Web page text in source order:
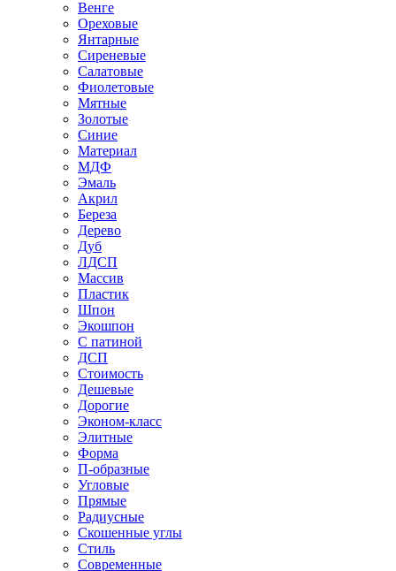
Венге
Ореховые
Янтарные
Сиреневые
Салатовые
Фиолетовые
Мятные
Золотые
Синие
Материал
МДФ
Эмаль
Акрил
Береза
Дерево
Дуб
ЛДСП
Массив
Пластик
Шпон
Экошпон
С патиной
ДСП
Стоимость
Дешевые
Дорогие
Эконом-класс
Элитные
Форма
П-образные
Угловые
Прямые
Радиусные
Скошенные углы
Стиль
Современные